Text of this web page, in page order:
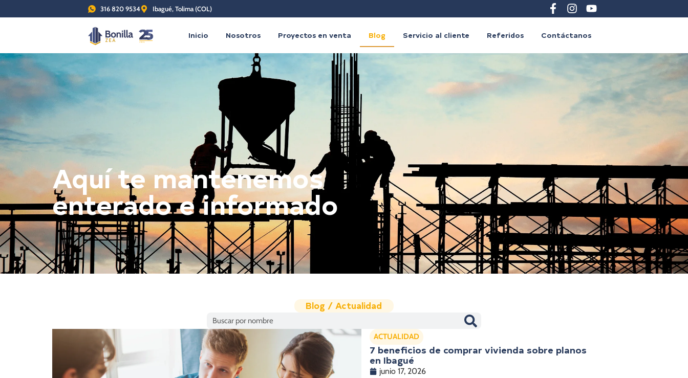
316 820 9534 Ibagué, Tolima (COL)
Inicio Nosotros Proyectos en venta Blog Servicio al cliente Referidos Contáctanos
Aquí te mantenemos
enterado e informado
Blog / Actualidad
ACTUALIDAD
7 beneficios de comprar vivienda sobre planos
en Ibagué
junio 17, 2026